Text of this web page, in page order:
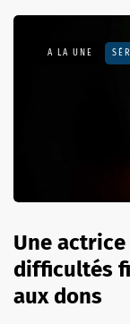
A LA UNE
Une
difficultés
aux dons